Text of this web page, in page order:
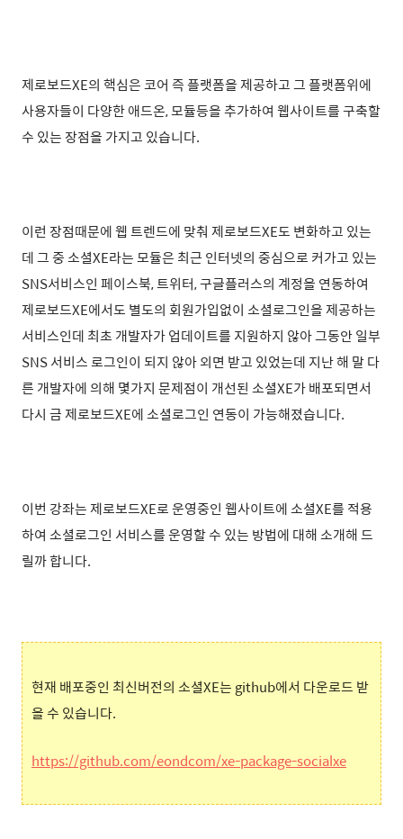
제로보드XE의 핵심은 코어 즉 플랫폼을 제공하고 그 플랫폼위에
사용자들이 다양한 애드온, 모듈등을 추가하여 웹사이트를 구축할
수 있는 장점을 가지고 있습니다.
이런 장점때문에 웹 트렌드에 맞춰 제로보드XE도 변화하고 있는
데 그 중 소셜XE라는 모듈은 최근 인터넷의 중심으로 커가고 있는
SNS서비스인 페이스북, 트위터, 구글플러스의 계정을 연동하여
제로보드XE에서도 별도의 회원가입없이 소셜로그인을 제공하는
서비스인데 최초 개발자가 업데이트를 지원하지 않아 그동안 일부
SNS 서비스 로그인이 되지 않아 외면 받고 있었는데 지난 해 말 다
른 개발자에 의해 몇가지 문제점이 개선된 소셜XE가 배포되면서
다시 금 제로보드XE에 소셜로그인 연동이 가능해졌습니다.
이번 강좌는 제로보드XE로 운영중인 웹사이트에 소셜XE를 적용
하여 소셜로그인 서비스를 운영할 수 있는 방법에 대해 소개해 드
릴까 합니다.
현재 배포중인 최신버전의 소셜XE는 github에서 다운로드 받
을 수 있습니다.
https://github.com/eondcom/xe-package-socialxe